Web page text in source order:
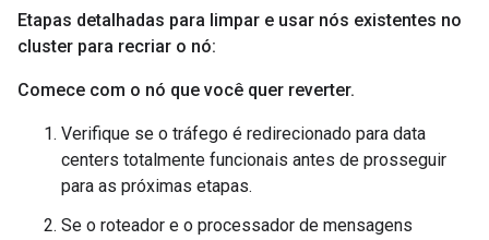
Etapas detalhadas para limpar e usar nós existentes no
cluster para recriar o nó:
Comece com o nó que você quer reverter.
Verifique se o tráfego é redirecionado para data
centers totalmente funcionais antes de prosseguir
para as próximas etapas.
Se o roteador e o processador de mensagens